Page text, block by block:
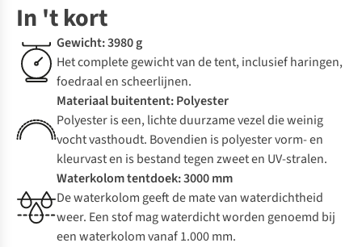
In 't kort
Gewicht: 3980 g
Het complete gewicht van de tent, inclusief haringen,
foedraal en scheerlijnen.
Materiaal buitentent: Polyester
Polyester is een, lichte duurzame vezel die weinig
vocht vasthoudt. Bovendien is polyester vorm- en
kleurvast en is bestand tegen zweet en UV-stralen.
Waterkolom tentdoek: 3000 mm
De waterkolom geeft de mate van waterdichtheid
weer. Een stof mag waterdicht worden genoemd bij
een waterkolom vanaf 1.000 mm.